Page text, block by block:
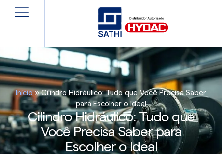
Início»Cilindro Hidráulico: Tudo que Você Precisa Saber
para Escolher o Ideal
Cilindro Hidráulico: Tudo que
Você Precisa Saber para
Escolher o Ideal